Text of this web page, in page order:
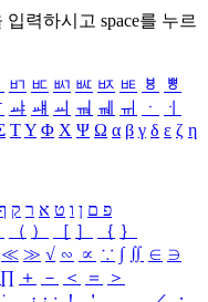
입력하시고 space를 누르
ㅲ ㅳ ㅴ ㅵ ㅶ ㅷ ㅸ
ㅹ
ㆇ ㆈ ㆉ ㆊ ㆋ ㆌ ㆍ
ㆎ
ΤΥ Φ Χ Ψ Ω α β γ δ ε ζ η
פ ם ן ו ט א ר ק
（ ） ［ ］ ｛ ｝
≪ ≫ √ ∽ ∝ ∵ ∫ ∬ ∈ ∋
∏ ＋ － ＜ ＝
＞